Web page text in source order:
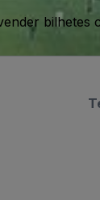
bilhetes